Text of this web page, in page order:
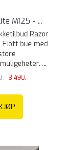
M125 - ...
Razor
Flott bue med
...
3.490,-